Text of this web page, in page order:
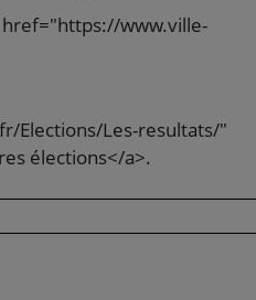
href="https://www.ville-
Elections/Les-resultats/"
élections</a>.